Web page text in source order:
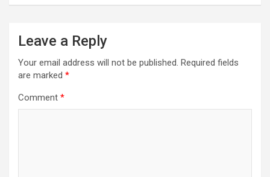
Leave a Reply
Your email address will not be published. Required fields
are marked *
Comment *